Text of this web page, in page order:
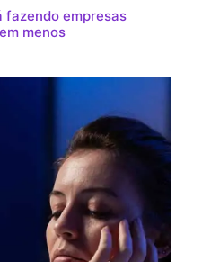
fazendo empresas
menos